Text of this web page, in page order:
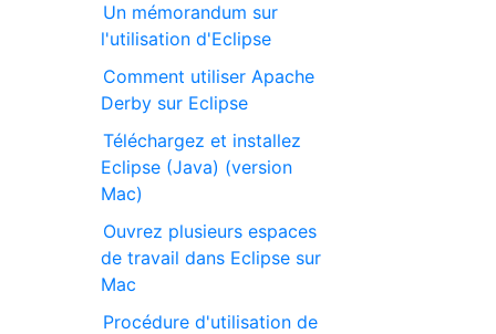
Un mémorandum sur
l'utilisation d'Eclipse
Comment utiliser Apache
Derby sur Eclipse
Téléchargez et installez
Eclipse (Java) (version
Mac)
Ouvrez plusieurs espaces
de travail dans Eclipse sur
Mac
Procédure d'utilisation de